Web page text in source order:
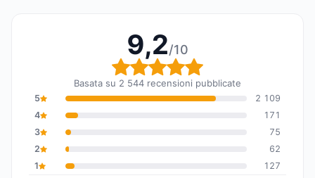
9,2/10
Valutazione globale:
Basata su 2 544 recensioni pubblicate
5
2 109
4
171
3
75
2
62
1
127